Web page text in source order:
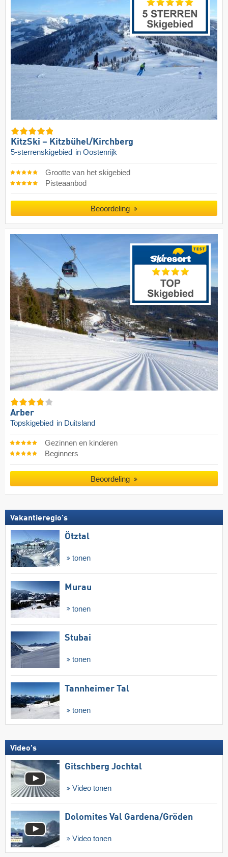
KitzSki – Kitzbühel/​Kirchberg
5-sterrenskigebied in Oostenrijk
Grootte van het skigebied
Pisteaanbod
Beoordeling
Arber
Topskigebied in Duitsland
Gezinnen en kinderen
Beginners
Beoordeling
Vakantieregio's
Ötztal
tonen
Murau
tonen
Stubai
tonen
Tannheimer Tal
tonen
Video's
Gitschberg Jochtal
Video tonen
Dolomites Val Gardena/​Gröden
Video tonen